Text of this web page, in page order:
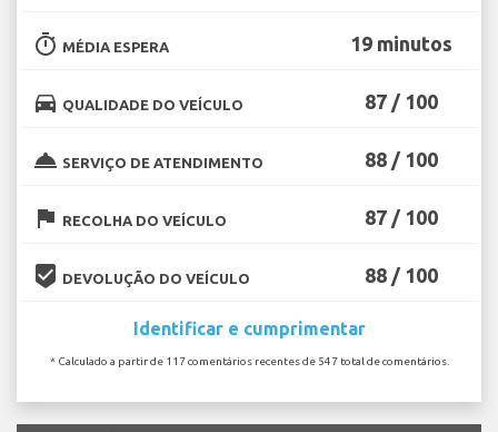
timer MÉDIA ESPERA 19 minutos
directions_car QUALIDADE DO VEÍCULO 87 / 100
room_service SERVIÇO DE ATENDIMENTO 88 / 100
flag RECOLHA DO VEÍCULO 87 / 100
beenhere DEVOLUÇÃO DO VEÍCULO 88 / 100
Identificar e cumprimentar
* Calculado a partir de 117 comentários recentes de 547 total de comentários.